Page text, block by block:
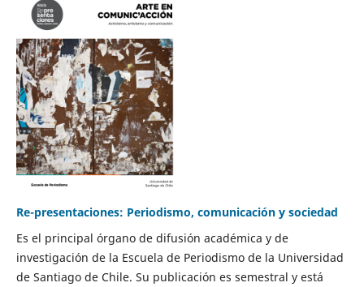
Re-presentaciones: Periodismo, comunicación y sociedad
Es el principal órgano de difusión académica y de
investigación de la Escuela de Periodismo de la Universidad
de Santiago de Chile. Su publicación es semestral y está